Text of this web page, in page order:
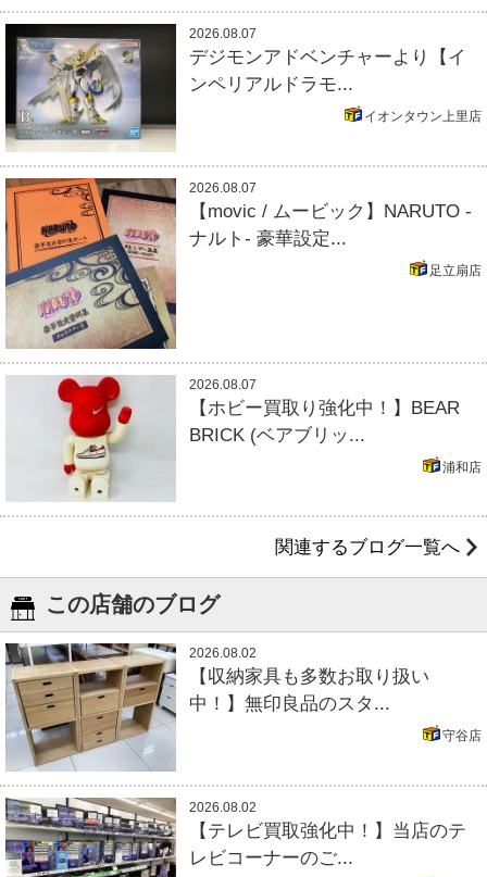
2026.08.07
デジモンアドベンチャーより【イ
ンペリアルドラモ...
イオンタウン上里店
2026.08.07
【movic / ムービック】NARUTO -
ナルト- 豪華設定...
足立扇店
2026.08.07
【ホビー買取り強化中！】BEAR
BRICK (ベアブリッ...
浦和店
関連するブログ一覧へ
この店舗のブログ
2026.08.02
【収納家具も多数お取り扱い
中！】無印良品のスタ...
守谷店
2026.08.02
【テレビ買取強化中！】当店のテ
レビコーナーのご...